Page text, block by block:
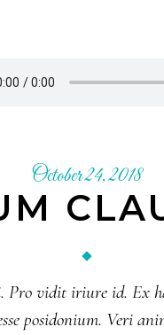
October 24, 2018
vidit iriure id. Ex
posidonium. Veri